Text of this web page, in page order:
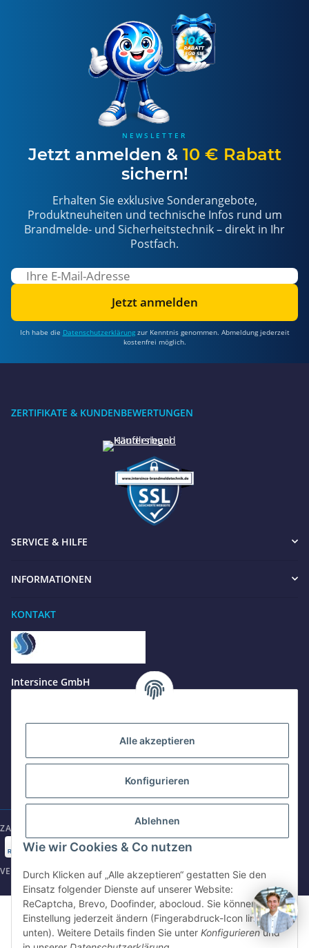
Wir sind gerne für Sie da
Jetzt anrufen
+49 8679 984969 - 0
werktags Mo–Fr 8:30–17:00 Uhr
WhatsApp
+49 162 5669885
E-Mail schreiben
shop@intersince.de
Webseite besuchen
www.intersince-group.de
NEWSLETTER
Jetzt anmelden & 10 € Rabatt
sichern!
Erhalten Sie exklusive Sonderangebote,
Produktneuheiten und technische Infos rund um
Brandmelde- und Sicherheitstechnik – direkt in Ihr
Postfach.
Jetzt anmelden
Ich habe die Datenschutzerklärungzur Kenntnis genommen. Abmeldung jederzeit
kostenfrei möglich.
ZERTIFIKATE & KUNDENBEWERTUNGEN
SERVICE & HILFE
INFORMATIONEN
KONTAKT
Intersince GmbH
84508 Burgkirchen a.d.Alz
Mo-Fr: 8:30 - 17:00 Uhr
ZAHLUNGSARTEN
VERSANDARTEN
©2025 Intersince GmbH | powered by Intersince Group
* Alle Preise zzgl. MwSt., zzgl.Versand
** Unverbindliche Verkaufspreisempfehlung des Hersteller
Alle akzeptieren
Konfigurieren
Ablehnen
Wie wir Cookies & Co nutzen
Durch Klicken auf „Alle akzeptieren“ gestatten Sie den
Einsatz folgender Dienste auf unserer Website:
ReCaptcha, Brevo, Doofinder, abocloud. Sie können die
Einstellung jederzeit ändern (Fingerabdruck-Icon links
unten). Weitere Details finden Sie unter Konfigurierenund